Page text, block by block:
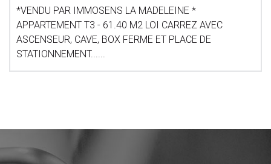
*VENDU PAR IMMOSENS LA MADELEINE *
APPARTEMENT T3 - 61.40 M2 LOI CARREZ AVEC
ASCENSEUR, CAVE, BOX FERME ET PLACE DE
STATIONNEMENT......